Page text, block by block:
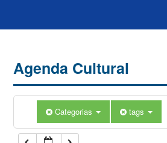
Agenda Cultural
Categorias tags
5:00